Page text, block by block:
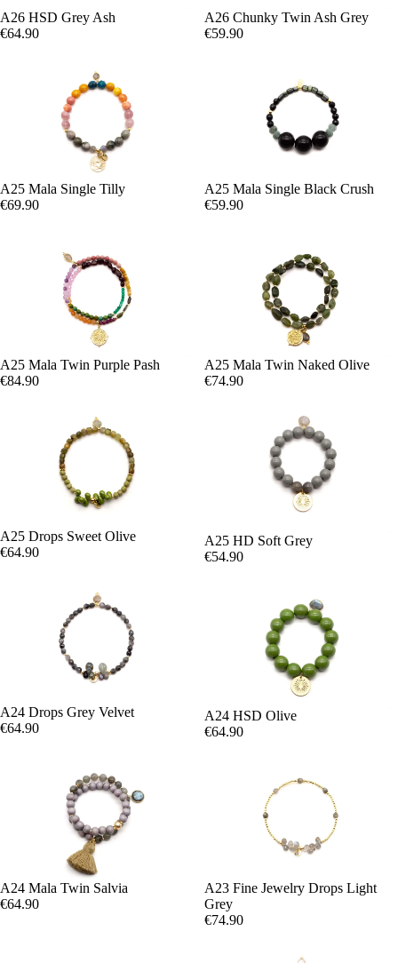
A26 HSD Grey Ash
€64.90
A26 Chunky Twin Ash Grey
€59.90
A25 Mala Single Tilly
€69.90
A25 Mala Single Black Crush
€59.90
A25 Mala Twin Purple Pash
€84.90
A25 Mala Twin Naked Olive
€74.90
A25 Drops Sweet Olive
€64.90
A25 HD Soft Grey
€54.90
A24 Drops Grey Velvet
€64.90
A24 HSD Olive
€64.90
A24 Mala Twin Salvia
€64.90
A23 Fine Jewelry Drops Light
Grey
€74.90